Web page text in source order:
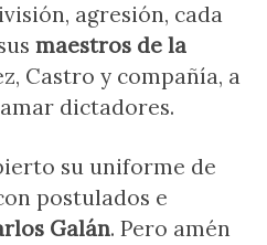
agresión, cada
maestros de la
Castro y compañía, a
dictadores.
su uniforme de
postulados e
Galán. Pero amén